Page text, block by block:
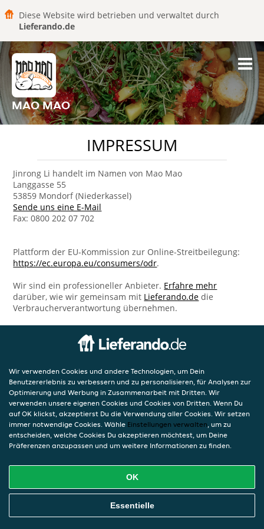
Diese Website wird betrieben und verwaltet durch
Lieferando.de
MAO MAO
IMPRESSUM
Jinrong Li handelt im Namen von Mao Mao
Langgasse 55
53859 Mondorf (Niederkassel)
Sende uns eine E-Mail
Fax: 0800 202 07 702
Plattform der EU-Kommission zur Online-Streitbeilegung:
https://ec.europa.eu/consumers/odr.
Wir sind ein professioneller Anbieter. Erfahre mehr
darüber, wie wir gemeinsam mit Lieferando.de die
Verbraucherverantwortung übernehmen.
Wir verwenden Cookies und andere Technologien, um Dein
Benutzererlebnis zu verbessern und zu personalisieren, für Analysen zur
Optimierung und Werbung in Zusammenarbeit mit Dritten. Wir
verwenden unsere eigenen Cookies und Cookies von Dritten. Wenn Du
auf OK klickst, akzeptierst Du die Verwendung aller Cookies. Wir setzen
immer notwendige Cookies. Wähle Einstellungen verwalten, um zu
entscheiden, welche Cookies Du akzeptieren möchtest, um Deine
Präferenzen anzupassen und um weitere Informationen zu finden.
OK
Essentielle